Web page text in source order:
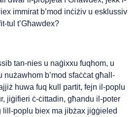
immirat b’mod inċiżiv u esklussiv
tul t’Għawdex?
tan-nies u naġixxu fuqhom, u
nużawhom b’mod sfaċċat għall-
huwa fuq kull partit, fejn il-poplu
jiġifieri ċ-ċittadin, għandu il-poter
lill-poplu biex ma jibżax jiġġieled